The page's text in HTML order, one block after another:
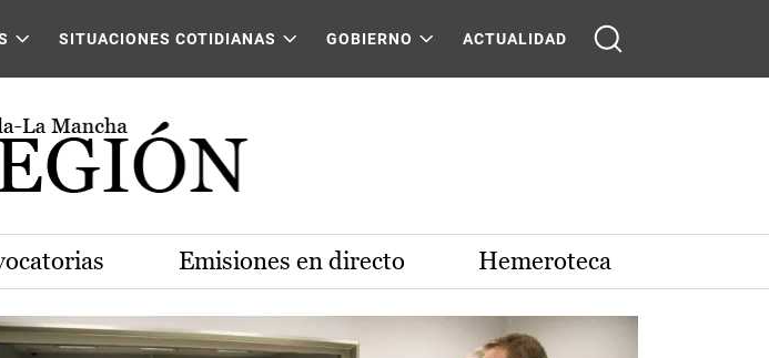
SITUACIONES COTIDIANAS GOBIERNO ACTUALIDAD
Emisiones en directo Hemeroteca